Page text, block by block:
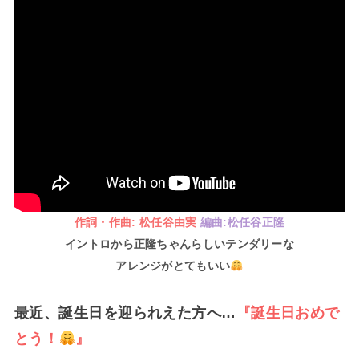
作詞・作曲: 松任谷由実 編曲:松任谷正隆
イントロから正隆ちゃんらしいテンダリーな
アレンジがとてもいい
最近、誕生日を迎られえた方へ…
『誕生日おめで
とう！
』